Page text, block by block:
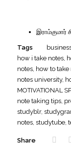
இராம்குமார்
Tags
how i take notes
notes how to take
notes university,
MOTIVATIONAL
note taking tips
studyblr,
notes studytube
Share